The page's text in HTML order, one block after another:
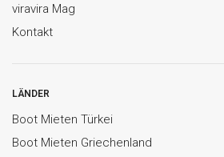
viravira Mag
Kontakt
LÄNDER
Boot Mieten Türkei
Boot Mieten Griechenland